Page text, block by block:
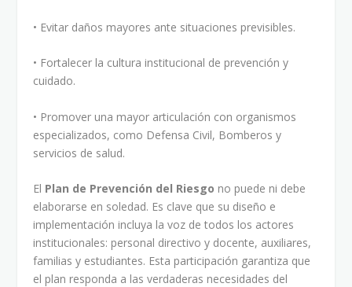
• Evitar daños mayores ante situaciones previsibles.
• Fortalecer la cultura institucional de prevención y
cuidado.
• Promover una mayor articulación con organismos
especializados, como Defensa Civil, Bomberos y
servicios de salud.
El Plan de Prevención del Riesgo no puede ni debe
elaborarse en soledad. Es clave que su diseño e
implementación incluya la voz de todos los actores
institucionales: personal directivo y docente, auxiliares,
familias y estudiantes. Esta participación garantiza que
el plan responda a las verdaderas necesidades del